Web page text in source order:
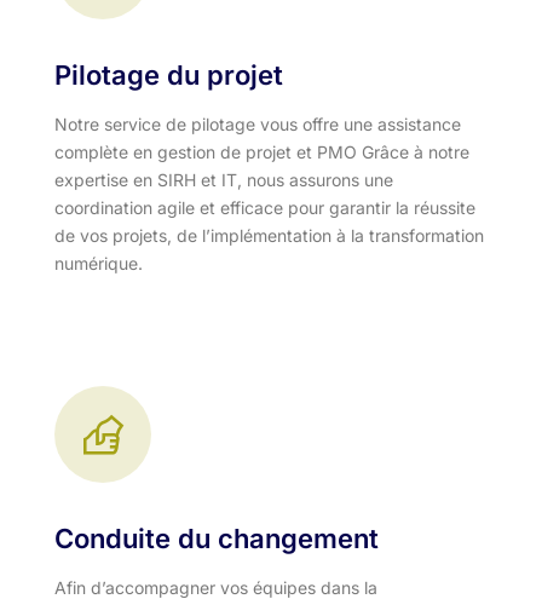
Pilotage du projet
Notre service de pilotage vous offre une assistance
complète en gestion de projet et PMO Grâce à notre
expertise en SIRH et IT, nous assurons une
coordination agile et efficace pour garantir la réussite
de vos projets, de l’implémentation à la transformation
numérique.
Conduite du changement
Afin d’accompagner vos équipes dans la